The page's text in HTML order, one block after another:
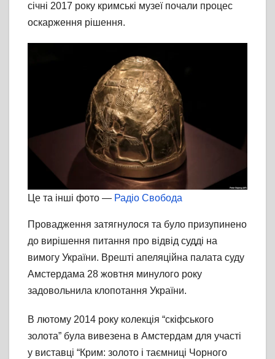
січні 2017 року кримські музеї почали процес
оскарження рішення.
Це та інші фото — Радіо Свобода
Провадження затягнулося та було призупинено
до вирішення питання про відвід судді на
вимогу України. Врешті апеляційна палата суду
Амстердама 28 жовтня минулого року
задовольнила клопотання України.
В лютому 2014 року колекція “скіфського
золота” була вивезена в Амстердам для участі
у виставці “Крим: золото і таємниці Чорного